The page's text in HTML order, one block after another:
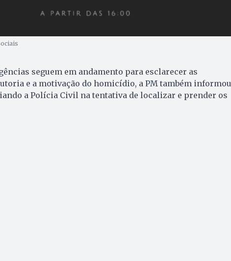
seguem em andamento para esclarecer as
e a motivação do homicídio, a PM também informou
a Polícia Civil na tentativa de localizar e prender os